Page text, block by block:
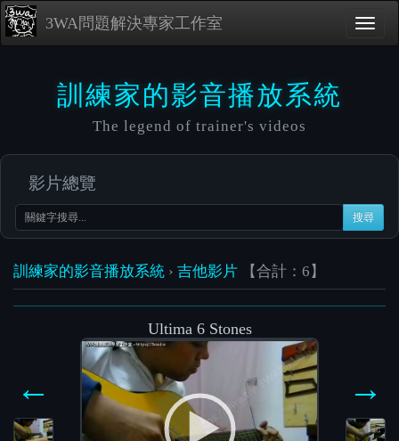
3WA問題解決專家工作室
訓練家的影音播放系統
The legend of trainer's videos
影片總覽
搜尋
訓練家的影音播放系統 › 吉他影片 【合計：6】
Ultima 6 Stones
←
Video
Player
→